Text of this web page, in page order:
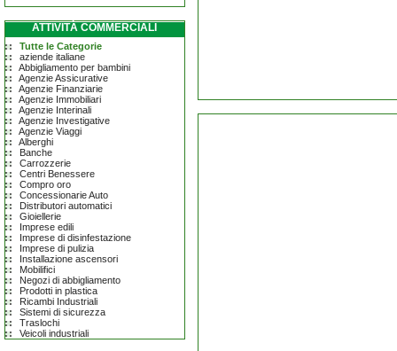
ATTIVITÀ COMMERCIALI
Tutte le Categorie
aziende italiane
Abbigliamento per bambini
Agenzie Assicurative
Agenzie Finanziarie
Agenzie Immobiliari
Agenzie Interinali
Agenzie Investigative
Agenzie Viaggi
Alberghi
Banche
Carrozzerie
Centri Benessere
Compro oro
Concessionarie Auto
Distributori automatici
Gioiellerie
Imprese edili
Imprese di disinfestazione
Imprese di pulizia
Installazione ascensori
Mobilifici
Negozi di abbigliamento
Prodotti in plastica
Ricambi Industriali
Sistemi di sicurezza
Traslochi
Veicoli industriali